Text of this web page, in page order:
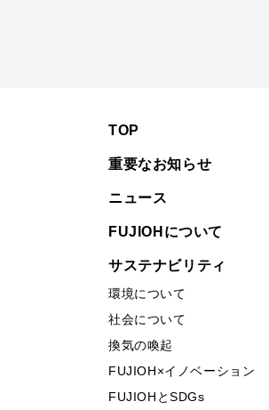
TOP
重要なお知らせ
ニュース
FUJIOHについて
サステナビリティ
環境について
社会について
換気の喚起
FUJIOH×イノベーション
FUJIOHとSDGs